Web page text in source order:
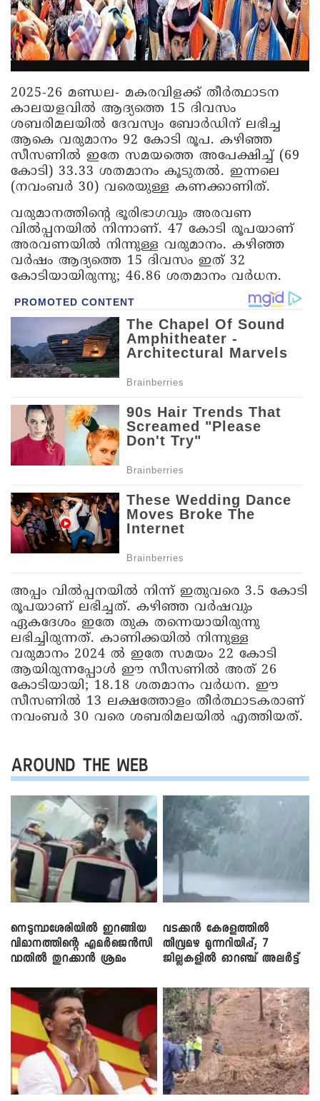
2025-26 മണ്ഡല- മകരവിളക്ക് തീർത്ഥാടന
കാലയളവിൽ ആദ്യത്തെ 15 ദിവസം
ശബരിമലയിൽ ദേവസ്വം ബോർഡിന് ലഭിച്ച
ആകെ വരുമാനം 92 കോടി രൂപ. കഴിഞ്ഞ
സീസണിൽ ഇതേ സമയത്തെ അപേക്ഷിച്ച് (69
കോടി) 33.33 ശതമാനം കൂടുതൽ. ഇന്നലെ
(നവംബർ 30) വരെയുള്ള കണക്കാണിത്.
വരുമാനത്തിന്റെ ഭൂരിഭാഗവും അരവണ
വിൽപ്പനയിൽ നിന്നാണ്. 47 കോടി രൂപയാണ്
അരവണയിൽ നിന്നുള്ള വരുമാനം. കഴിഞ്ഞ
വർഷം ആദ്യത്തെ 15 ദിവസം ഇത് 32
കോടിയായിരുന്നു; 46.86 ശതമാനം വർധന.
അപ്പം വിൽപ്പനയിൽ നിന്ന് ഇതുവരെ 3.5 കോടി
രൂപയാണ് ലഭിച്ചത്. കഴിഞ്ഞ വർഷവും
ഏകദേശം ഇതേ തുക തന്നെയായിരുന്നു
ലഭിച്ചിരുന്നത്. കാണിക്കയിൽ നിന്നുള്ള
വരുമാനം 2024 ൽ ഇതേ സമയം 22 കോടി
ആയിരുന്നപ്പോൾ ഈ സീസണിൽ അത്‌ 26
കോടിയായി; 18.18 ശതമാനം വർധന. ഈ
സീസണിൽ 13 ലക്ഷത്തോളം തീർത്ഥാടകരാണ്
നവംബർ 30 വരെ ശബരിമലയിൽ എത്തിയത്.
AROUND THE WEB
നെടുമ്പാശേരിയിൽ ഇറങ്ങിയ
വിമാനത്തിന്റെ എമർജെൻസി
വാതിൽ തുറക്കാൻ ശ്രമം
വടക്കൻ കേരളത്തിൽ
തീവ്രമഴ മുന്നറിയിപ്പ്; 7
ജില്ലകളിൽ ഓറഞ്ച് അലർട്ട്